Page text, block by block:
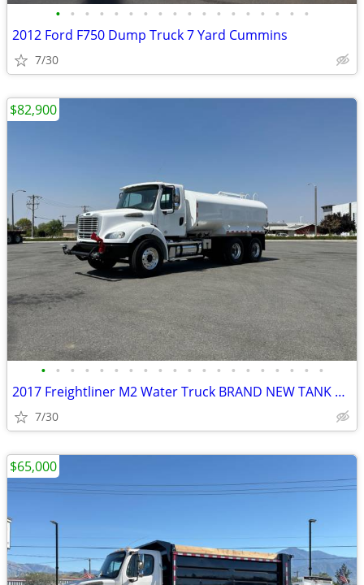
• • • • • • • • • • • • • • • • • •
2012 Ford F750 Dump Truck 7 Yard Cummins
7/30
• • • • • • • • • • • • • • • • • • • •
2017 Freightliner M2 Water Truck BRAND NEW TANK Cummins
7/30
$82,900
$65,000